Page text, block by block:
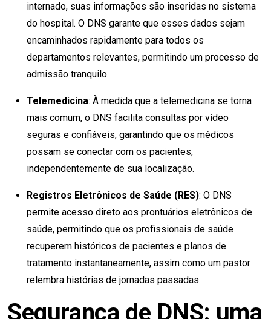
internado, suas informações são inseridas no sistema
do hospital. O DNS garante que esses dados sejam
encaminhados rapidamente para todos os
departamentos relevantes, permitindo um processo de
admissão tranquilo.
Telemedicina: À medida que a telemedicina se torna
mais comum, o DNS facilita consultas por vídeo
seguras e confiáveis, garantindo que os médicos
possam se conectar com os pacientes,
independentemente de sua localização.
Registros Eletrônicos de Saúde (RES): O DNS
permite acesso direto aos prontuários eletrônicos de
saúde, permitindo que os profissionais de saúde
recuperem históricos de pacientes e planos de
tratamento instantaneamente, assim como um pastor
relembra histórias de jornadas passadas.
Segurança de DNS: uma